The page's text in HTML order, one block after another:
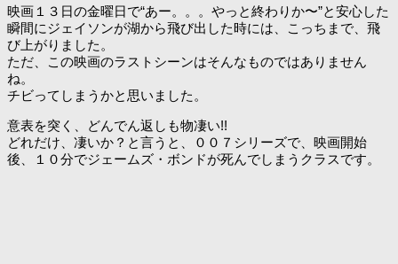
映画１３日の金曜日で“あー。。。やっと終わりか〜”と安心した
瞬間にジェイソンが湖から飛び出した時には、こっちまで、飛
び上がりました。
ただ、この映画のラストシーンはそんなものではありません
ね。
チビってしまうかと思いました。
意表を突く、どんでん返しも物凄い!!
どれだけ、凄いか？と言うと、００７シリーズで、映画開始
後、１０分でジェームズ・ボンドが死んでしまうクラスです。